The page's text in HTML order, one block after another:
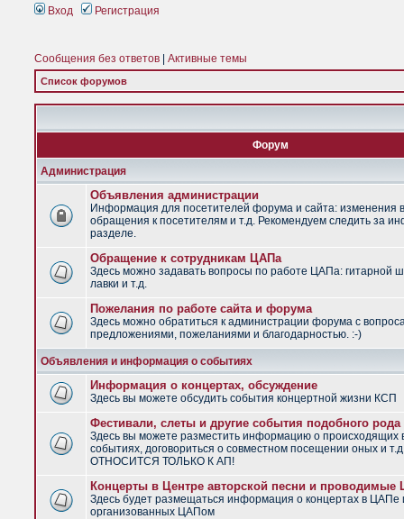
Вход Регистрация
Сообщения без ответов Активные темы
Список форумов
Форум
Администрация
Объявления администрации
Информация для посетителей форума и сайта: изменения
обращения к посетителям и т.д. Рекомендуем следить за
разделе.
Обращение к сотрудникам ЦАПа
Здесь можно задавать вопросы по работе ЦАПа: гитарной
лавки и т.д.
Пожелания по работе сайта и форума
Здесь можно обратиться к администрации форума с
предложениями, пожеланиями и благодарностью. :-)
Объявления и информация о событиях
Информация о концертах, обсуждение
Здесь вы можете обсудить события концертной жизни КСП
Фестивали, слеты и другие события подобного рода
Здесь вы можете разместить информацию о
событиях, договориться о совместном посещении оных и
ОТНОСИТСЯ ТОЛЬКО К АП!
Концерты в Центре авторской песни и
Здесь будет размещаться информация о концертах в ЦАПе
организованных ЦАПом